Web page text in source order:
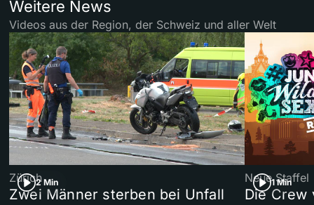
Weitere News
Videos aus der Region, der Schweiz und aller Welt
2 Min
Zürich
Zwei Männer sterben bei Unfall
1 Min
Neue Staffel
Die Crew